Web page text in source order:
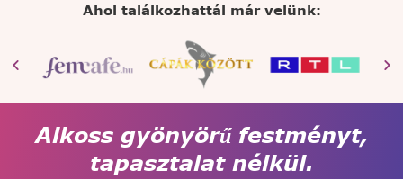
Ahol találkozhattál már velünk:
Alkoss gyönyörű festményt,
tapasztalat nélkül.